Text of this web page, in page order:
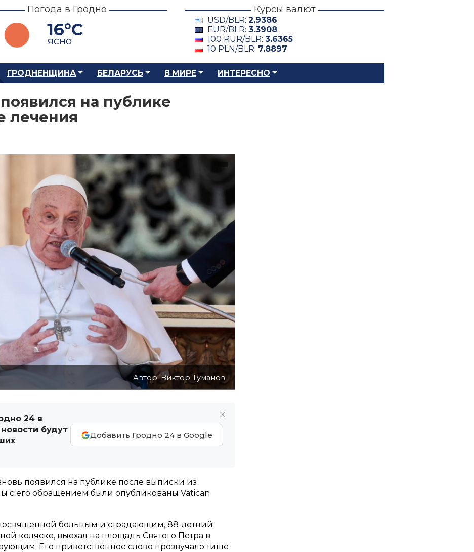
Погода в Гродно
16°C
ясно
Курсы валют
USD/BLR: 2.9386
EUR/BLR: 3.3908
100 RUR/BLR: 3.6365
10 PLN/BLR: 7.8897
ГРОДНЕНЩИНА БЕЛАРУСЬ В МИРЕ ИНТЕРЕСНО
на публике
лечения
Автор: Виктор Туманов
24 в
будут
Добавить Гродно 24 в Google
появился на публике после выписки из
с его обращением были опубликованы Vatican
больным и страдающим, 88-летний
коляске, выехал на площадь Святого Петра в
Его приветственное слово прозвучало тише